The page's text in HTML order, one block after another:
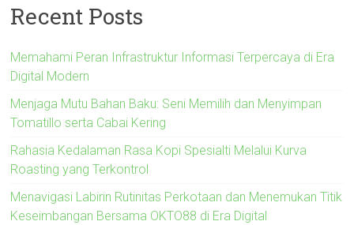
Recent Posts
Memahami Peran Infrastruktur Informasi Terpercaya di Era
Digital Modern
Menjaga Mutu Bahan Baku: Seni Memilih dan Menyimpan
Tomatillo serta Cabai Kering
Rahasia Kedalaman Rasa Kopi Spesialti Melalui Kurva
Roasting yang Terkontrol
Menavigasi Labirin Rutinitas Perkotaan dan Menemukan Titik
Keseimbangan Bersama OKTO88 di Era Digital